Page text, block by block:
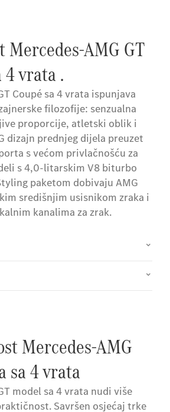
Mercedes-AMG GT
4 vrata .
Coupé sa 4 vrata ispunjava
filozofije: senzualna
proporcije, atletski oblik i
dizajn prednjeg dijela preuzet
s većom privlačnošću za
s 4,0-litarskim V8 biturbo
paketom dobivaju AMG
središnjim usisnikom zraka i
kanalima za zrak.
Mercedes-AMG
sa 4 vrata
model sa 4 vrata nudi više
Savršen osjećaj trke